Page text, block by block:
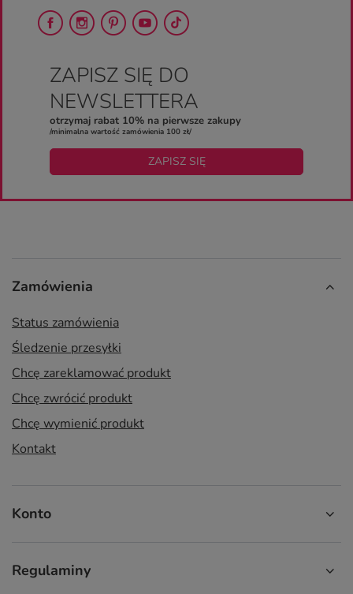
ZAPISZ SIĘ DO
NEWSLETTERA
otrzymaj rabat 10% na pierwsze zakupy
/minimalna wartość zamówienia 100 zł/
ZAPISZ SIĘ
Zamówienia
Status zamówienia
Śledzenie przesyłki
Chcę zareklamować produkt
Chcę zwrócić produkt
Chcę wymienić produkt
Kontakt
Konto
Regulaminy